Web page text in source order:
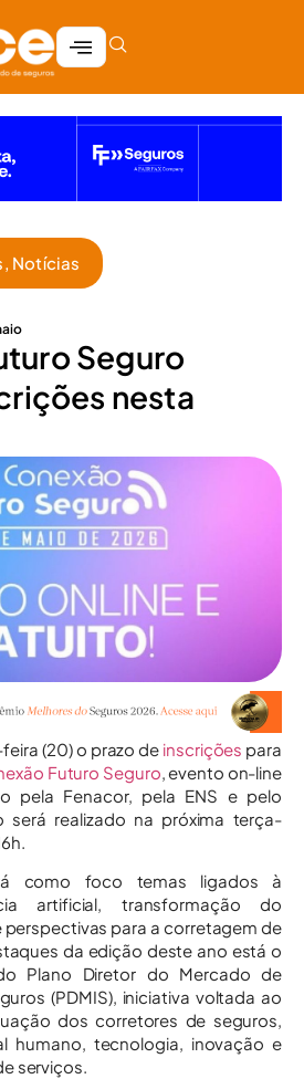
, Notícias
Seguro
nesta
(20) o prazo de inscrições para
Futuro Seguro , evento on-line
pela Fenacor, pela ENS e pelo
será realizado na próxima terça-
como foco temas ligados à
artificial, transformação do
para a corretagem de
da edição deste ano está o
Plano Diretor do Mercado de
(PDMIS), iniciativa voltada ao
dos corretores de seguros,
humano, tecnologia, inovação e
serviços.